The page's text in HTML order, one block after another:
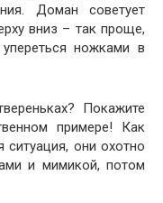
Доман советует
вниз – так проще,
ножками в
Покажите
примере! Как
они охотно
и мимикой, потом